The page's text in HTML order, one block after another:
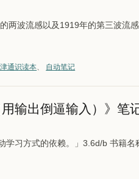
两波流感以及1919年的第三波流
通识读本、 自动笔记
用输出倒逼输入）》笔
学习方式的依赖。」3.6d/b 书籍